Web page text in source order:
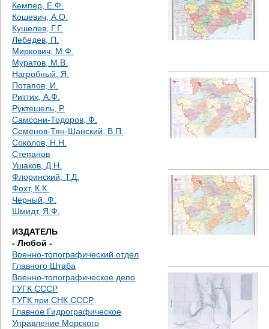
е
с
ь
Кемпер, Е.Ф.
Кошевич, А.О.
Кушелев, Г.Г.
Лебедев, П.
Миркович, М.Ф.
Муратов, М.В.
Нагробный, Я.
Потапов, И.
Риттих, А.Ф.
Руктешель, Р.
Самсони-Тодоров, Ф.
Семенов-Тян-Шанский, В.П.
Соколов, Н.Н.
Степанов
Ушаков, Д.Н.
Флоринский, Т.Д.
Фохт, К.К.
Черный, Ф.
Шмидт, Я.Ф.
ИЗДАТЕЛЬ
- Любой -
Военно-топографический отдел
Главного Штаба
Военно-топографическое депо
ГУГК СССР
ГУГК при СНК СССР
Главное Гидрографическое
Управление Морского